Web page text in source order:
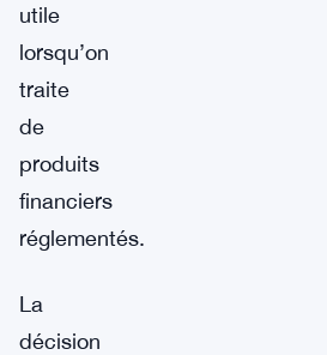
utile
lorsqu’on
traite
de
produits
financiers
réglementés.
La
décision